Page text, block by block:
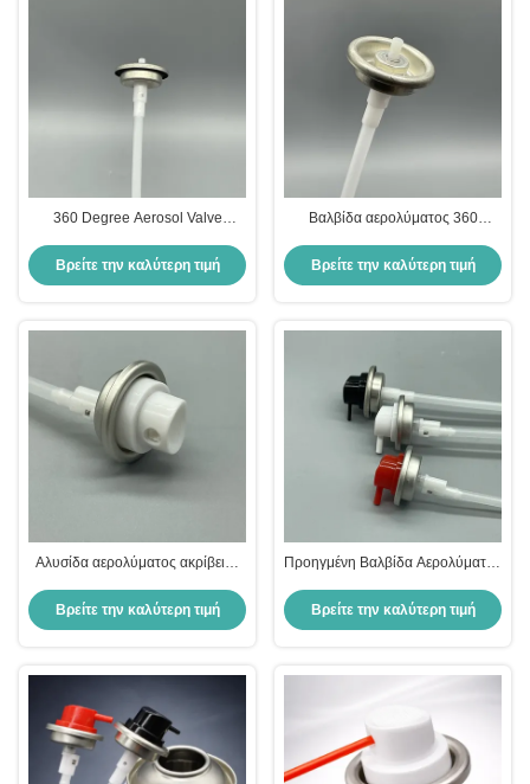
360 Degree Aerosol Valve
Ελευθερία Ψεκασμού και Μέγιστο
Έλεγχο
Βρείτε την καλύτερη τιμή
Βαλβίδα αερολύματος 360
βελτιωμένη σφράγιση και
αξιοπιστία
Βρείτε την καλύτερη τιμή
Αλυσίδα αερολύματος ακρίβειας
πολλαπλών γωνιών και αντοχή σε
διαρροές
Βρείτε την καλύτερη τιμή
Προηγμένη Βαλβίδα Αερολύματος
Ψεκασμό Πολλαπλών Γωνιών και
Ασφαλή Σφράγιση
Βρείτε την καλύτερη τιμή